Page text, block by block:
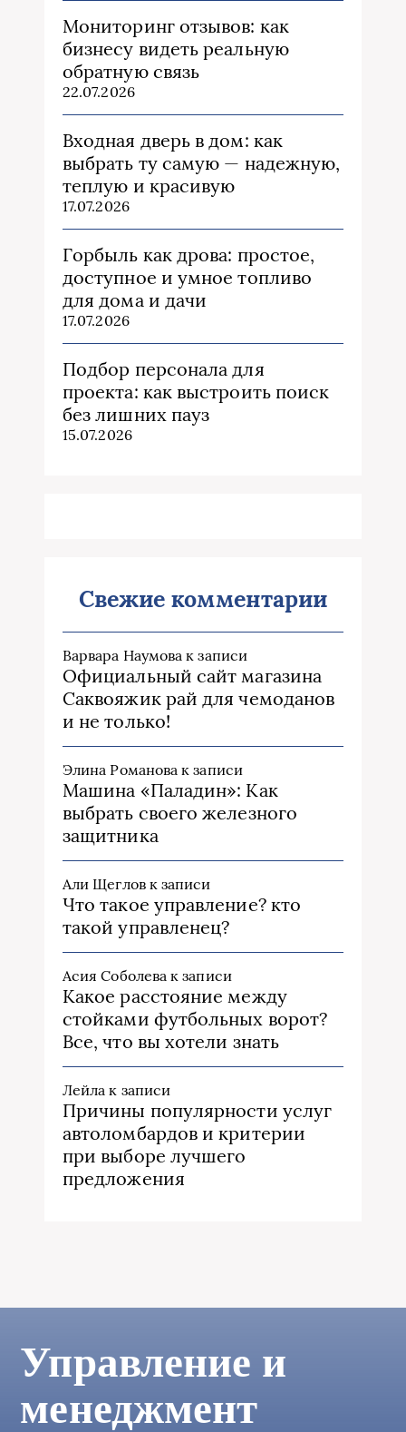
Мониторинг отзывов: как
бизнесу видеть реальную
обратную связь
22.07.2026
Входная дверь в дом: как
выбрать ту самую — надежную,
теплую и красивую
17.07.2026
Горбыль как дрова: простое,
доступное и умное топливо
для дома и дачи
17.07.2026
Подбор персонала для
проекта: как выстроить поиск
без лишних пауз
15.07.2026
Свежие комментарии
Варвара Наумова к записи
Официальный сайт магазина
Саквояжик рай для чемоданов
и не только!
Элина Романова к записи
Машина «Паладин»: Как
выбрать своего железного
защитника
Али Щегловк записи
Что такое управление? кто
такой управленец?
Асия Соболева к записи
Какое расстояние между
стойками футбольных ворот?
Все, что вы хотели знать
Лейла к записи
Причины популярности услуг
автоломбардов и критерии
при выборе лучшего
предложения
Управление и
менеджмент